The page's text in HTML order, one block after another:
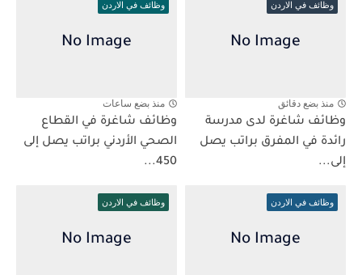
وظائف في الاردن
منذ بضع دقائق
وظائف شاغرة لدى مدرسة
رائدة في المفرق براتب يصل
إلى...
وظائف في الاردن
منذ بضع ساعات
وظائف شاغرة في القطاع
الصحي الأردني براتب يصل إلى
450...
وظائف في الاردن وظائف في الاردن